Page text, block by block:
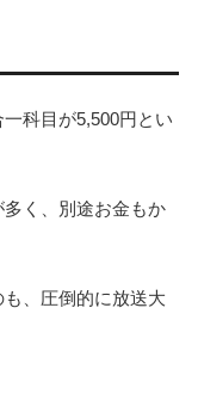
科目が5,500円とい
く、別途お金もか
、圧倒的に放送大